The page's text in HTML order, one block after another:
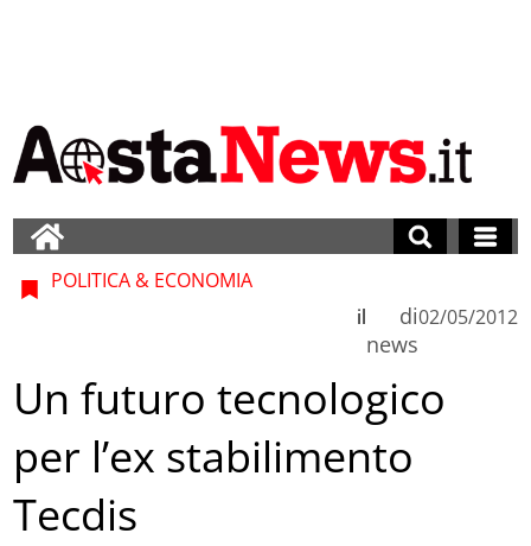
POLITICA & ECONOMIA
di
news
il 02/05/2012
Un futuro tecnologico
per l’ex stabilimento
Tecdis